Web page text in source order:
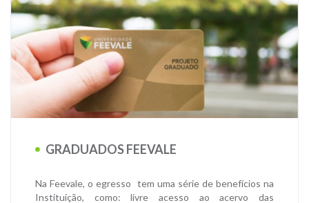
GRADUADOS FEEVALE
Na Feevale, o egresso tem uma série de benefícios na
Instituição, como: livre acesso ao acervo das